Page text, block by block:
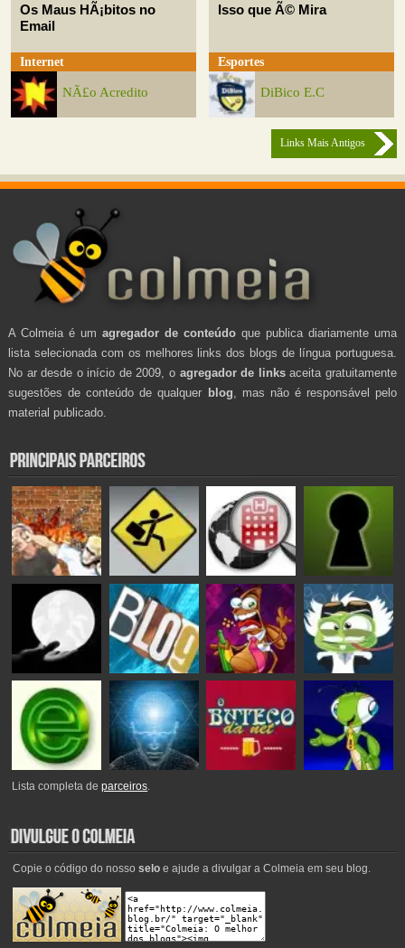
Os Maus HÃ¡bitos no
Email
Internet
NÃ£o Acredito
Isso que Ã© Mira
Esportes
DiBico E.C
Links Mais Antigos
A Colmeia é um agregador de conteúdo que publica diariamente uma
lista selecionada com os melhores links dos blogs de língua portuguesa.
No ar desde o início de 2009, o agregador de linksaceita gratuitamente
sugestões de conteúdo de qualquer blog , mas não é responsável pelo
material publicado.
Lista completa deparceiros.
Copie o código do nosso seloe ajude a divulgar a Colmeia em seu blog.